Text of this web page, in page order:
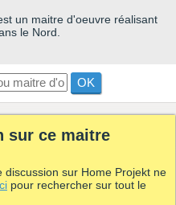
un maitre d'oeuvre réalisant
le Nord.
OK
sur ce maitre
sur Home Projekt ne
pour rechercher sur tout le